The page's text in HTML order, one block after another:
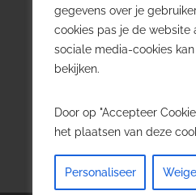
gegevens over je
cookies pas je de website
sociale media-cookies
bekijken.
Door op "Accepteer
het plaatsen van deze
Personaliseer
trends en
transport,
en automatisering
willen volgen.